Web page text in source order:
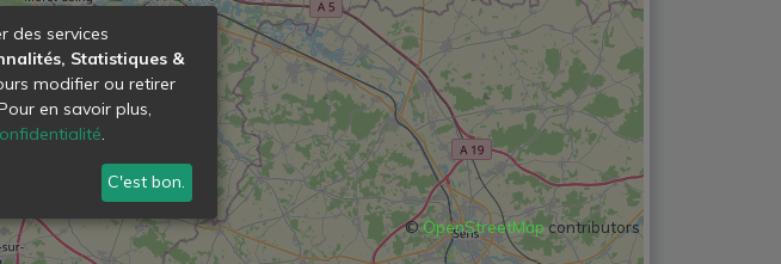
©OpenStreetMapcontributors
des services
Statistiques &
modifier ou retirer
en savoir plus,
.
C'est bon.